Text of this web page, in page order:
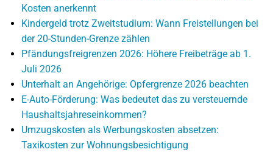
Kosten anerkennt
Kindergeld trotz Zweitstudium: Wann Freistellungen bei
der 20-Stunden-Grenze zählen
Pfändungsfreigrenzen 2026: Höhere Freibeträge ab 1.
Juli 2026
Unterhalt an Angehörige: Opfergrenze 2026 beachten
E-Auto-Förderung: Was bedeutet das zu versteuernde
Haushaltsjahreseinkommen?
Umzugskosten als Werbungskosten absetzen:
Taxikosten zur Wohnungsbesichtigung